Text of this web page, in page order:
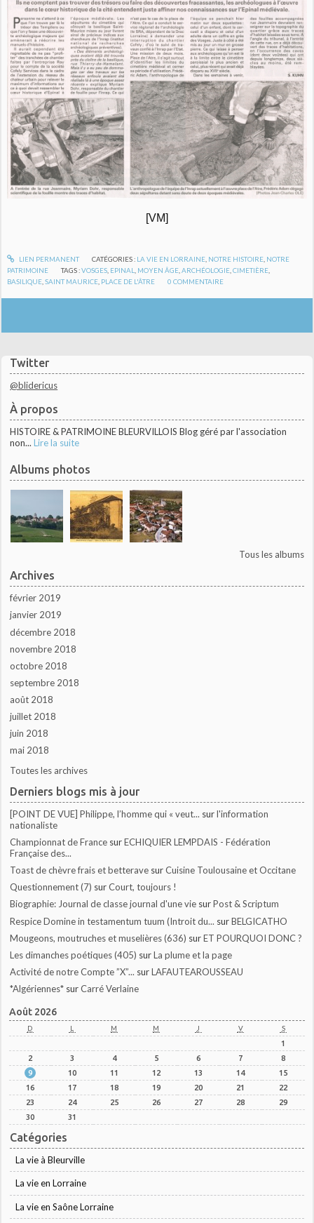
Twitter
@blidericus
À propos
HISTOIRE & PATRIMOINE BLEURVILLOIS Blog géré par l'association
non... Lire la suite
Albums photos
Tous les albums
Archives
février 2019
janvier 2019
décembre 2018
novembre 2018
octobre 2018
septembre 2018
août 2018
juillet 2018
juin 2018
mai 2018
Toutes les archives
Derniers blogs mis à jour
[POINT DE VUE] Philippe, l’homme qui « veut... surl'information
nationaliste
Championnat de France surECHIQUIER LEMPDAIS - Fédération
Française des...
Toast de chèvre frais et betterave surCuisine Toulousaine et Occitane
Questionnement (7) surCourt, toujours !
Biographie: Journal de classe journal d'une vie surPost & Scriptum
Respice Domine in testamentum tuum (Introit du... surBELGICATHO
Mougeons, moutruches et muselières (636) surET POURQUOI DONC ?
Les dimanches poétiques (405) surLa plume et la page
Activité de notre Compte ”X”... surLAFAUTEAROUSSEAU
*Algériennes* surCarré Verlaine
Août 2026
D L M M J V S
1
2
3 4 5 6 7
8
9
10 11 12 13 14
15
16
17 18 19 20 21
22
23
24 25 26 27 28
29
30
31
Catégories
La vie à Bleurville
La vie en Lorraine
La vie en Saône Lorraine
[VM]
LIEN PERMANENT CATÉGORIES : LA VIE EN LORRAINE, NOTRE HISTOIRE, NOTRE
PATRIMOINE
TAGS :VOSGES EPINAL MOYEN ÂGE ,ARCHÉOLOGIE ,CIMETIÈRE
BASILIQUE ,SAINT MAURICE PLACE DE L'ÂTRE 0 COMMENTAIRE